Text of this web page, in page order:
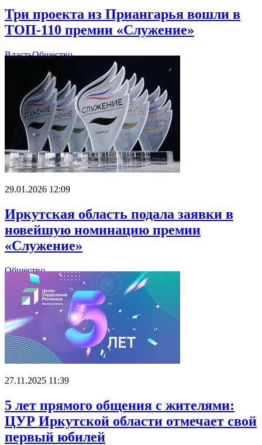
Три проекта из Приангарья вошли в
ТОП-110 премии «Служение»
ВластьОбщество
29.01.2026 12:09
Иркутская область подала заявки в
новейшую номинацию премии
«Служение»
Общество
27.11.2025 11:39
5 лет прямого общения с жителями:
ЦУР Иркутской области отмечает свой
первый юбилей